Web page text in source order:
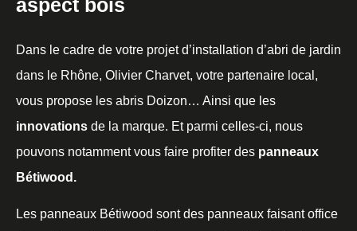
Dans le cadre de votre projet d’installation d’abri de jardin
dans le Rhône, Olivier Charvet, votre partenaire local,
vous propose les abris Doizon… Ainsi que les
innovations de la marque. Et parmi celles-ci, nous
pouvons notamment vous faire profiter des panneaux
Bétiwood.
Les panneaux Bétiwood sont des panneaux faisant office